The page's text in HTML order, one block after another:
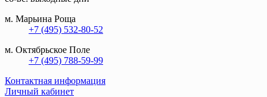
м. Марьина Роща
+7 (495) 532-80-52
м. Октябрьское Поле
+7 (495) 788-59-99
Контактная информация
Личный кабинет